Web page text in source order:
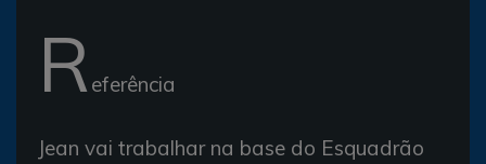
Referência
Jean vai trabalhar na base do Esquadrão